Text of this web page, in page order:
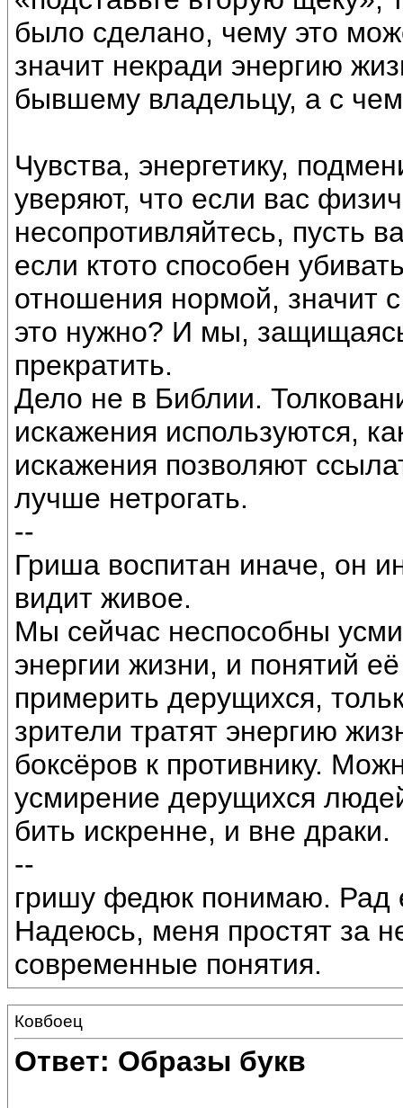
было сделано, чему это
значит некради энергию
бывшему владельцу, а с
Чувства, энергетику,
уверяют, что если вас
несопротивляйтесь, пусть
если ктото способен
отношения нормой, значит
это нужно? И мы,
прекратить.
Дело не в Библии.
искажения используются,
искажения позволяют
лучше нетрогать.
--
Гриша воспитан иначе, он
видит живое.
Мы сейчас неспособны
энергии жизни, и понятий
примерить дерущихся,
зрители тратят энергию
боксёров к противнику.
усмирение дерущихся
бить искренне, и вне драки.
--
гришу федюк понимаю. Рад
Надеюсь, меня простят за
современные понятия.
Ковбоец
Ответ: Образы букв